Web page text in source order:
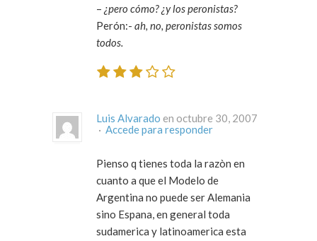
– ¿pero cómo? ¿y los peronistas?
Perón:- ah, no, peronistas somos
todos.
Luis Alvarado en octubre 30, 2007
· Accede para responder
Pienso q tienes toda la razòn en
cuanto a que el Modelo de
Argentina no puede ser Alemania
sino Espana, en general toda
sudamerica y latinoamerica esta